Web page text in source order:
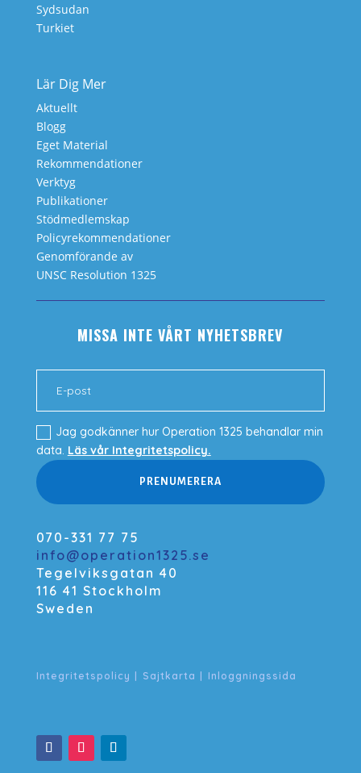
Sydsudan
Turkiet
Lär Dig Mer
Aktuellt
Blogg
Eget Material
Rekommendationer
Verktyg
Publikationer
Stödmedlemskap
Policyrekommendationer
Genomförande av
UNSC Resolution 1325
MISSA INTE VÅRT NYHETSBREV
Jag godkänner hur Operation 1325 behandlar min
data. Läs vår Integritetspolicy.
PRENUMERERA
070-331 77 75
info@operation1325.se
Tegelviksgatan 40
116 41 Stockholm
Sweden
Integritetspolicy | Sajtkarta | Inloggningssida